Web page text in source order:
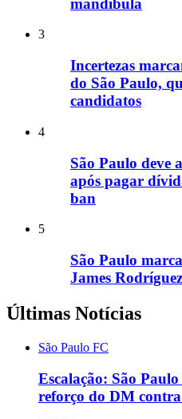
mandíbula
3
Incertezas
do São Paulo,
candidatos
4
São Paulo deve
após pagar
ban
5
São Paulo
James
Últimas Notícias
São Paulo FC
Escalação: São
reforço do DM